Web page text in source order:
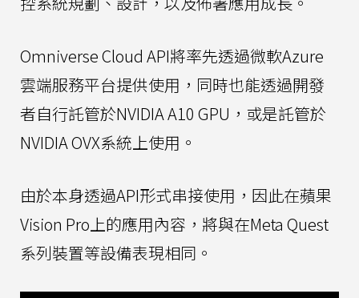
Omniverse Cloud API將率先透過微軟Azure
雲端服務平台提供使用，同時也能透過開發
者自行託管於NVIDIA A10 GPU，或是託管於
NVIDIA OVX系統上使用。
由於本身透過API形式串接使用，因此在蘋果
Vision Pro上的應用內容，將與在Meta Quest
系列裝置等設備表現相同。